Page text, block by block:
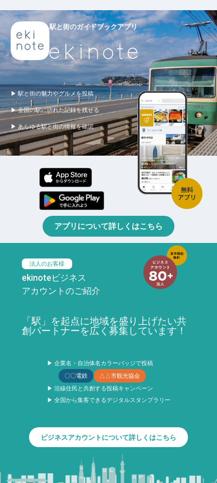
駅と街のガイドブックアプリ
▶ 駅と街の魅力やグルメを投稿
▶ 全国の駅に訪れた記録を残せる
▶ あらゆる駅と街の情報を確認
アプリについて詳しくはこちら
法人のお客様
ekinoteビジネス
アカウントのご紹介
「駅」を起点に地域を盛り上げたい共
創パートナーを広く募集しています！
▶ 企業名・自治体名カラーバッジで投稿
〇〇電鉄
△△市観光協会
▶ 沿線住民と共創する投稿キャンペーン
▶ 全国から集客できるデジタルスタンプラリー
ビジネスアカウントについて詳しくはこちら